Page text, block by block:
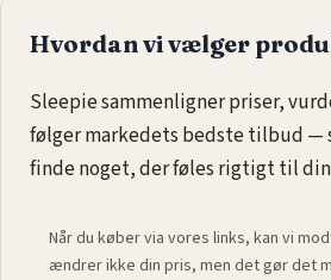
Find det perfekte sengetæppe
Gennemse vores udvalg af
passer bedst til dit behov for både
luftige tæpper til varmere varianter –
sæson og smag.
Hvordan vi vælger
Sleepie sammenligner priser,
følger markedets bedste tilbud —
finde noget, der føles rigtigt til din
Når du køber via vores links, kan vi
ændrer ikke din pris, men det gør det